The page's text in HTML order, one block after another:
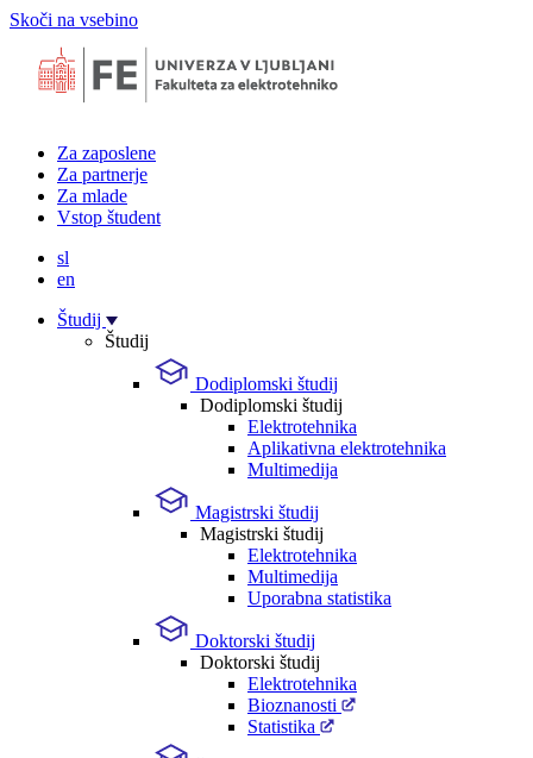
Skoči na vsebino
Za zaposlene
Za partnerje
Za mlade
Vstop študent
sl
en
Študij
Študij
Dodiplomski študij
Dodiplomski študij
Elektrotehnika
Aplikativna elektrotehnika
Multimedija
Magistrski študij
Magistrski študij
Elektrotehnika
Multimedija
Uporabna statistika
Doktorski študij
Doktorski študij
Elektrotehnika
Bioznanosti
Statistika